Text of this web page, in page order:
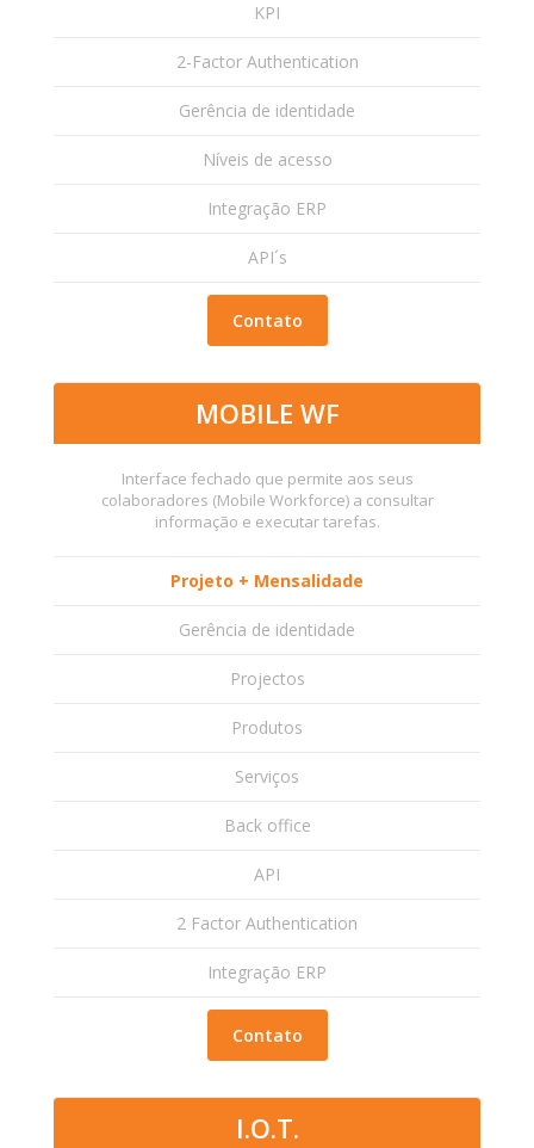
KPI
2-Factor Authentication
Gerência de identidade
Níveis de acesso
Integração ERP
API´s
Contato
MOBILE WF
Interface fechado que permite aos seus
colaboradores (Mobile Workforce) a consultar
informação e executar tarefas.
Projeto + Mensalidade
Gerência de identidade
Projectos
Produtos
Serviços
Back office
API
2 Factor Authentication
Integração ERP
Contato
I.O.T.